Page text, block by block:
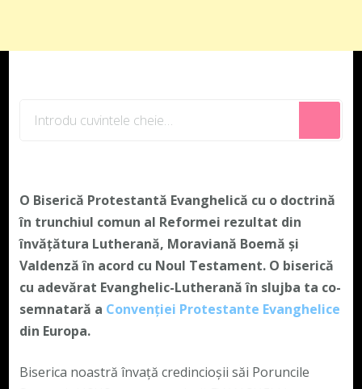
ceva?
O Biserică Protestantă Evanghelică cu o doctrină
în trunchiul comun al Reformei rezultat din
învățătura Lutherană, Moraviană Boemă și
Valdenză în acord cu Noul Testament. O biserică
cu adevărat Evanghelic-Lutherană în slujba ta co-
semnatară a Convenției Protestante Evanghelice
din Europa.
Biserica noastră învață credincioșii săi Poruncile